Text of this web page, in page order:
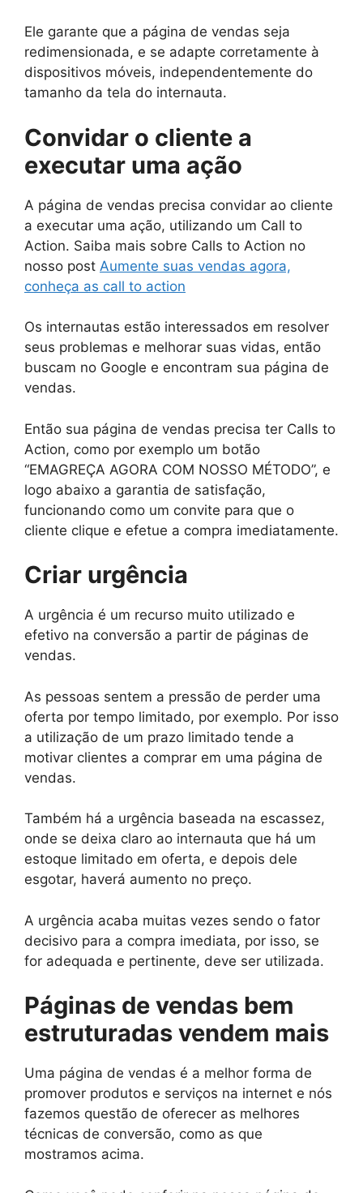
Ele garante que a página de vendas seja
redimensionada, e se adapte corretamente à
dispositivos móveis, independentemente do
tamanho da tela do internauta.
Convidar o cliente a
executar uma ação
A página de vendas precisa convidar ao cliente
a executar uma ação, utilizando um Call to
Action. Saiba mais sobre Calls to Action no
nosso post Aumente suas vendas agora,
conheça as call to action
Os internautas estão interessados em resolver
seus problemas e melhorar suas vidas, então
buscam no Google e encontram sua página de
vendas.
Então sua página de vendas precisa ter Calls to
Action, como por exemplo um botão
“EMAGREÇA AGORA COM NOSSO MÉTODO”, e
logo abaixo a garantia de satisfação,
funcionando como um convite para que o
cliente clique e efetue a compra imediatamente.
Criar urgência
A urgência é um recurso muito utilizado e
efetivo na conversão a partir de páginas de
vendas.
As pessoas sentem a pressão de perder uma
oferta por tempo limitado, por exemplo. Por isso
a utilização de um prazo limitado tende a
motivar clientes a comprar em uma página de
vendas.
Também há a urgência baseada na escassez,
onde se deixa claro ao internauta que há um
estoque limitado em oferta, e depois dele
esgotar, haverá aumento no preço.
A urgência acaba muitas vezes sendo o fator
decisivo para a compra imediata, por isso, se
for adequada e pertinente, deve ser utilizada.
Páginas de vendas bem
estruturadas vendem mais
Uma página de vendas é a melhor forma de
promover produtos e serviços na internet e nós
fazemos questão de oferecer as melhores
técnicas de conversão, como as que
mostramos acima.